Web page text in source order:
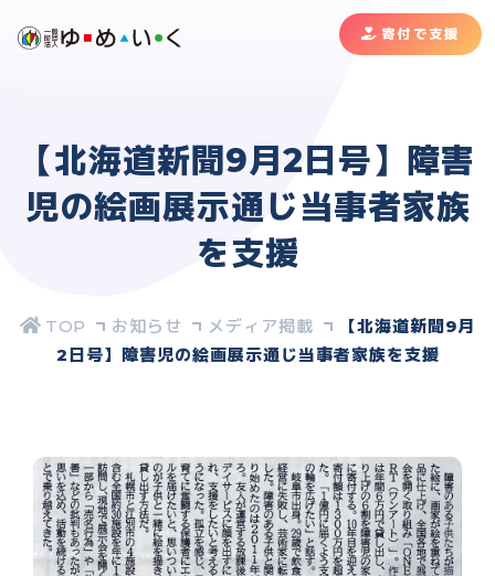
寄付で支援
【北海道新聞9月2日号】障害
児の絵画展示通じ当事者家族
を支援
お知らせ メディア掲載
【北海道新聞9月
2日号】障害児の絵画展示通じ当事者家族を支援